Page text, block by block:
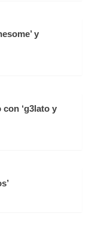
y
‘g3lato y